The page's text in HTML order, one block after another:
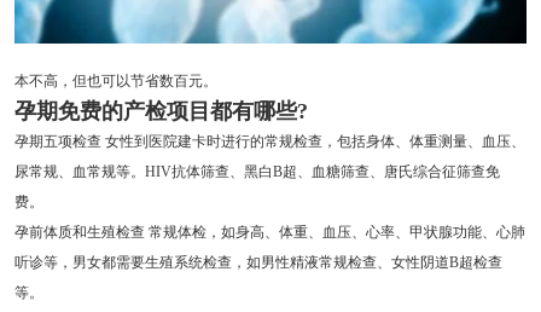
本不高，但也可以节省数百元。
孕期免费的产检项目都有哪些?
孕期五项检查 女性到医院建卡时进行的常规检查，包括身体、体重测量、血压、
尿常规、血常规等。HIV抗体筛查、黑白B超、血糖筛查、唐氏综合征筛查免
费。
孕前体质和生殖检查 常规体检，如身高、体重、血压、心率、甲状腺功能、心肺
听诊等，男女都需要生殖系统检查，如男性精液常规检查、女性阴道B超检查
等。